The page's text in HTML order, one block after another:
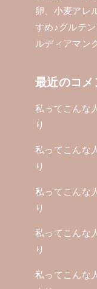
卵、小麦アレ
すめ♪グルテ
ルディアマン
最近のコメ
私ってこんな
り
私ってこんな
り
私ってこんな
り
私ってこんな
り
私ってこんな